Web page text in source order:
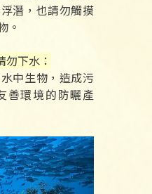
潛，也請勿觸摸
。
下水：
中生物，造成污
善環境的防曬產